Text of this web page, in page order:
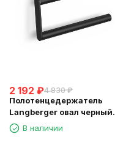
2 192 ₽4 830 ₽
Полотенцедержатель
Langberger овал черный
(28038A-BP)
В наличии